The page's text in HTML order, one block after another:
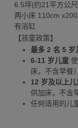
6.5坪(约21平方公
两小床 110cm
有浴缸
【孩童政策】
最多 2 名 5 岁
6-11 岁儿童
床，不含早餐
12 岁及以上儿
供加床，不含
任何适用的儿